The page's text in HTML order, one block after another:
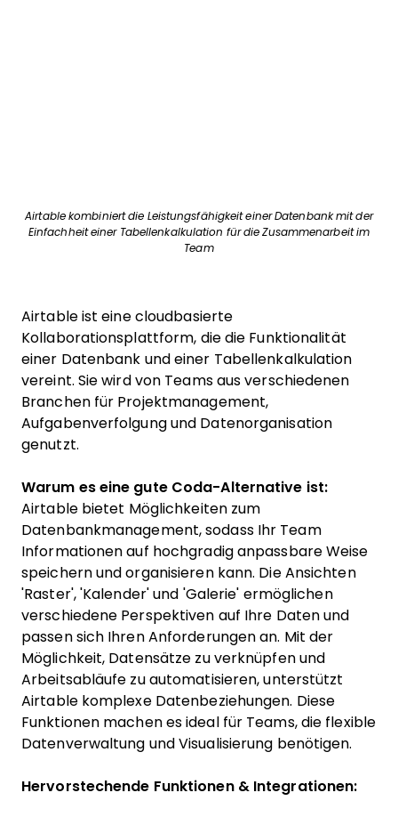
Airtable kombiniert die Leistungsfähigkeit einer Datenbank mit der
Einfachheit einer Tabellenkalkulation für die Zusammenarbeit im
Team
Airtable ist eine cloudbasierte
Kollaborationsplattform, die die Funktionalität
einer Datenbank und einer Tabellenkalkulation
vereint. Sie wird von Teams aus verschiedenen
Branchen für Projektmanagement,
Aufgabenverfolgung und Datenorganisation
genutzt.
Warum es eine gute Coda-Alternative ist:
Airtable bietet Möglichkeiten zum
Datenbankmanagement, sodass Ihr Team
Informationen auf hochgradig anpassbare Weise
speichern und organisieren kann. Die Ansichten
'Raster', 'Kalender' und 'Galerie' ermöglichen
verschiedene Perspektiven auf Ihre Daten und
passen sich Ihren Anforderungen an. Mit der
Möglichkeit, Datensätze zu verknüpfen und
Arbeitsabläufe zu automatisieren, unterstützt
Airtable komplexe Datenbeziehungen. Diese
Funktionen machen es ideal für Teams, die flexible
Datenverwaltung und Visualisierung benötigen.
Hervorstechende Funktionen & Integrationen: